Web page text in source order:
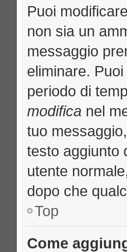
Puoi
non sia un
messaggio
eliminare.
periodo di
modifica nel
tuo
testo aggiunto
utente
dopo che
Top
Come